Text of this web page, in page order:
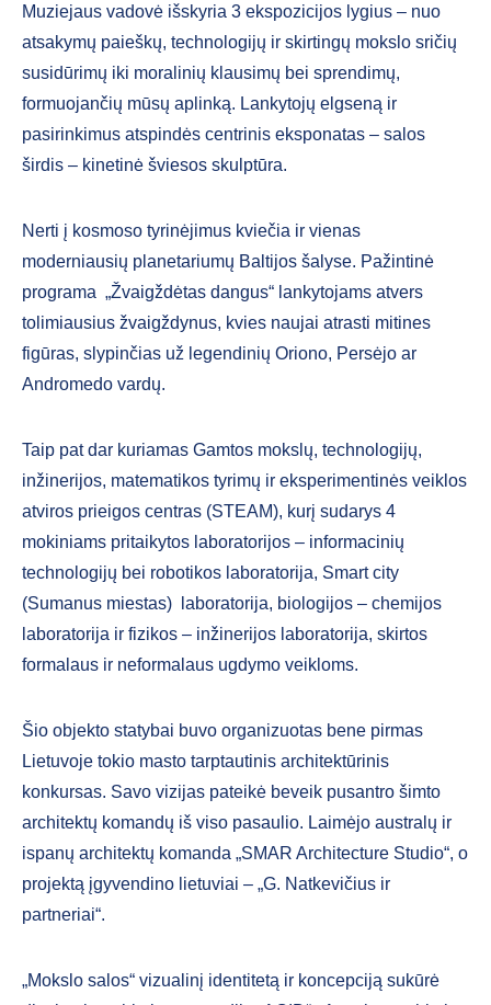
Muziejaus vadovė išskyria 3 ekspozicijos lygius – nuo
atsakymų paieškų, technologijų ir skirtingų mokslo sričių
susidūrimų iki moralinių klausimų bei sprendimų,
formuojančių mūsų aplinką. Lankytojų elgseną ir
pasirinkimus atspindės centrinis eksponatas – salos
širdis – kinetinė šviesos skulptūra.
Nerti į kosmoso tyrinėjimus kviečia ir vienas
moderniausių planetariumų Baltijos šalyse. Pažintinė
programa „Žvaigždėtas dangus“ lankytojams atvers
tolimiausius žvaigždynus, kvies naujai atrasti mitines
figūras, slypinčias už legendinių Oriono, Persėjo ar
Andromedo vardų.
Taip pat dar kuriamas Gamtos mokslų, technologijų,
inžinerijos, matematikos tyrimų ir eksperimentinės veiklos
atviros prieigos centras (STEAM), kurį sudarys 4
mokiniams pritaikytos laboratorijos – informacinių
technologijų bei robotikos laboratorija, Smart city
(Sumanus miestas) laboratorija, biologijos – chemijos
laboratorija ir fizikos – inžinerijos laboratorija, skirtos
formalaus ir neformalaus ugdymo veikloms.
Šio objekto statybai buvo organizuotas bene pirmas
Lietuvoje tokio masto tarptautinis architektūrinis
konkursas. Savo vizijas pateikė beveik pusantro šimto
architektų komandų iš viso pasaulio. Laimėjo australų ir
ispanų architektų komanda „SMAR Architecture Studio“, o
projektą įgyvendino lietuviai – „G. Natkevičius ir
partneriai“.
„Mokslo salos“ vizualinį identitetą ir koncepciją sukūrė